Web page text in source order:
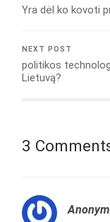
Yra dėl ko kovoti
NEXT POST
politikos
Lietuvą?
3